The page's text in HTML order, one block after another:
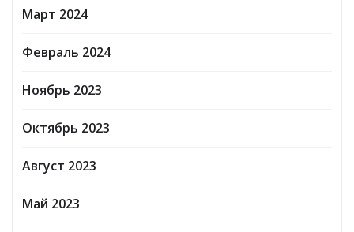
Март 2024
Февраль 2024
Ноябрь 2023
Октябрь 2023
Август 2023
Май 2023